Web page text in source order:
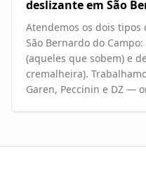
deslizante em São
Atendemos os dois
São Bernardo do
(aqueles que sobem) e
cremalheira).
Garen, Peccinin e DZ —